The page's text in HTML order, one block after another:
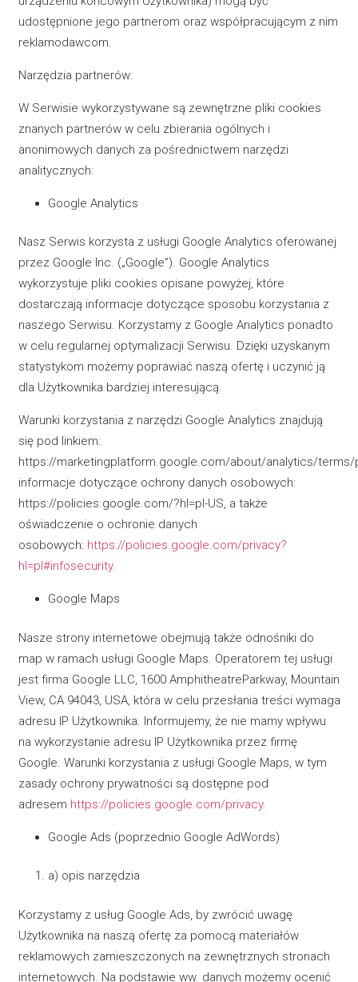
udostępnione jego partnerom oraz współpracującym z nim
reklamodawcom.
Narzędzia partnerów:
W Serwisie wykorzystywane są zewnętrzne pliki cookies
znanych partnerów w celu zbierania ogólnych i
anonimowych danych za pośrednictwem narzędzi
analitycznych:
Google Analytics
Nasz Serwis korzysta z usługi Google Analytics oferowanej
przez Google Inc. („Google”). Google Analytics
wykorzystuje pliki cookies opisane powyżej, które
dostarczają informacje dotyczące sposobu korzystania z
naszego Serwisu. Korzystamy z Google Analytics ponadto
w celu regularnej optymalizacji Serwisu. Dzięki uzyskanym
statystykom możemy poprawiać naszą ofertę i uczynić ją
dla Użytkownika bardziej interesującą.
Warunki korzystania z narzędzi Google Analytics znajdują
się pod linkiem:
https://marketingplatform.google.com/about/analytics/
informacje dotyczące ochrony danych osobowych:
https://policies.google.com/?hl=pl-US, a także
oświadczenie o ochronie danych
osobowych: https://policies.google.com/privacy?
hl=pl#infosecurity.
Google Maps
Nasze strony internetowe obejmują także odnośniki do
map w ramach usługi Google Maps. Operatorem tej usługi
jest firma Google LLC, 1600 AmphitheatreParkway, Mountain
View, CA 94043, USA, która w celu przesłania treści wymaga
adresu IP Użytkownika. Informujemy, że nie mamy wpływu
na wykorzystanie adresu IP Użytkownika przez firmę
Google. Warunki korzystania z usługi Google Maps, w tym
zasady ochrony prywatności są dostępne pod
adresem https://policies.google.com/privacy.
Google Ads (poprzednio Google AdWords)
a) opis narzędzia
Korzystamy z usług Google Ads, by zwrócić uwagę
Użytkownika na naszą ofertę za pomocą materiałów
reklamowych zamieszczonych na zewnętrznych stronach
internetowych. Na podstawie ww. danych możemy ocenić